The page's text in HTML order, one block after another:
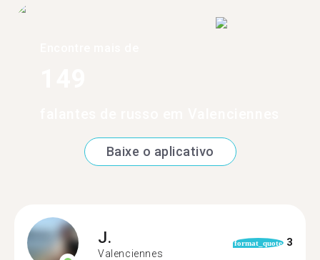
Baixe o aplicativo
J.
Valenciennes
format_quote 3